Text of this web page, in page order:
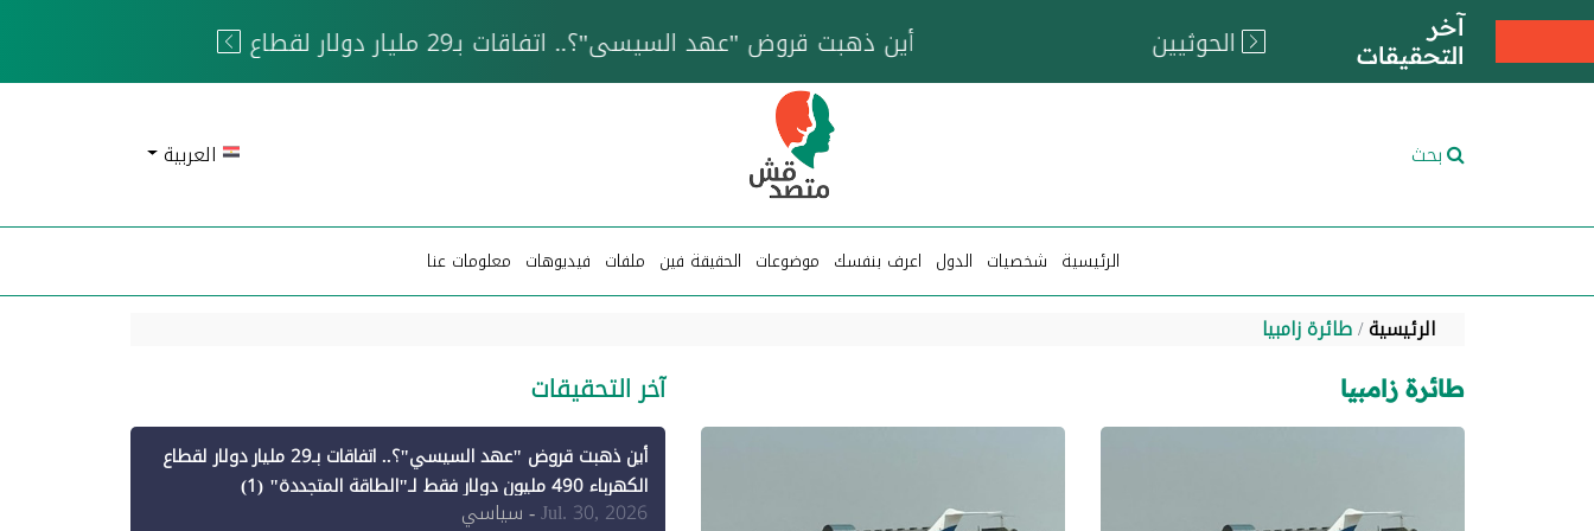
آخر
التحقيقات
خزان عائم.. "متصدقش" تتبع شبكة ناقلات وقود تخدم الحوثيين
بحث العربية
الرئيسية شخصيات الدول اعرف بنفسك موضوعات الحقيقة فين ملفات فيديوهات معلومات عنا
الرئيسية طائرة زامبيا
طائرة زامبيا آخر التحقيقات
أين ذهبت قروض "عهد السيسي"؟.. اتفاقات بـ29 مليار دولار لقطاع
الكهرباء 490 مليون دولار فقط لـ"الطاقة المتجددة" (1)
Jul. 30, 2026- سياسي